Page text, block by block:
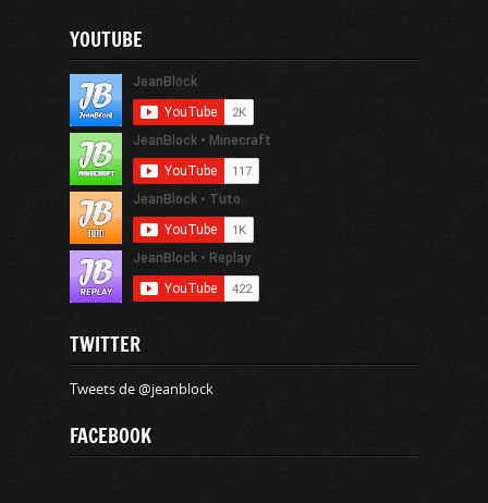
YOUTUBE
TWITTER
Tweets de @jeanblock
FACEBOOK